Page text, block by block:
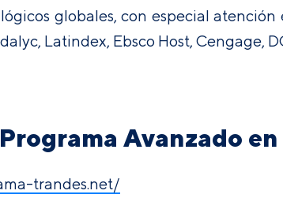
globales, con especial
Latindex, Ebsco Host, Cengage,
Avanzado
trandes.net/